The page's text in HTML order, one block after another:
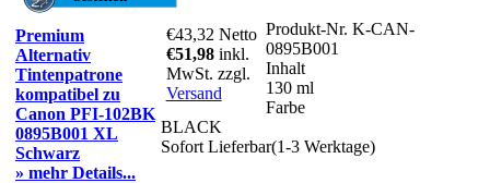
Premium
Alternativ
Tintenpatrone
kompatibel zu
Canon PFI-102BK
0895B001 XL
Schwarz
» mehr Details...
€43,32 Netto
€51,98 inkl.
MwSt. zzgl.
Versand
Produkt-Nr. K-CAN-
0895B001
Inhalt
130 ml
Farbe
BLACK
Sofort Lieferbar(1-3 Werktage)